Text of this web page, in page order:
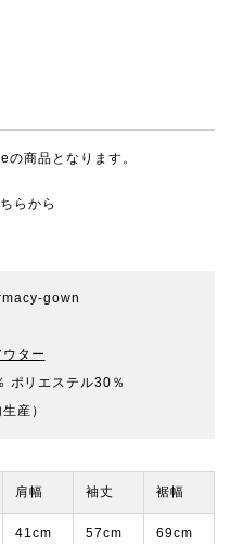
の商品となります。
らから
gown
ター
ポリエステル30％
産）
肩幅 袖丈 裾幅
41cm 57cm 69cm